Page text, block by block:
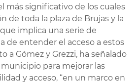
más significativo de los cuales
de toda la plaza de Brujas y la
implica una serie de
de entender el acceso a estos
a Gómez y Grezzi, ha señalado
para mejorar las
y acceso, “en un marco en